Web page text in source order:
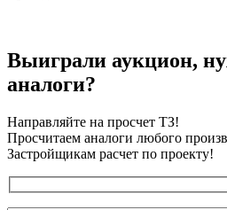
Выиграли аукцион,
аналоги?
Направляйте на просчет ТЗ!
Просчитаем аналоги любого
Застройщикам расчет по проекту!